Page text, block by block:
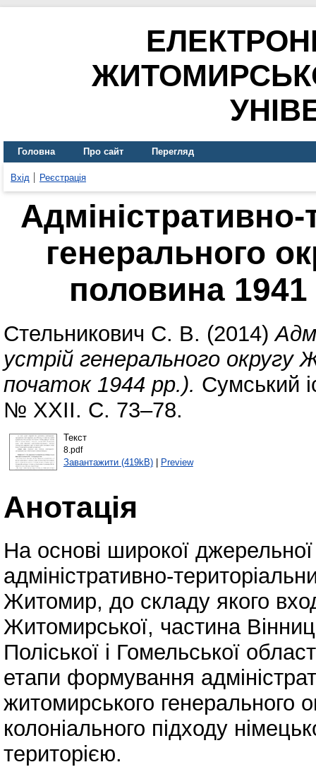
Головна Про сайт Перегляд
Вхід Реєстрація
Адміністративно-
генерального
половина
Стельникович С. В. (2014)
устрій генерального
початок 1944 рр.). Сумський
№ ХХІІ. С. 73–78.
Текст
8.pdf
Завантажити (419kB)| Preview
Анотація
На основі широкої
адміністративно-
Житомир, до складу якого
Житомирської, частина
Поліської і Гомельської
етапи формування
житомирського генерального
колоніального підходу
територією.